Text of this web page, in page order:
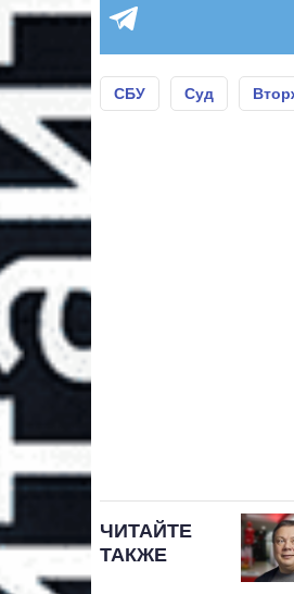
СБУ Суд
ЧИТАЙТЕ
ТАКЖЕ